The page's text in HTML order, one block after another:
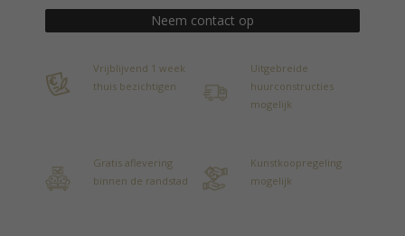
Neem contact op
Vrijblijvend 1 week
thuis bezichtigen
Uitgebreide
huurconstructies
mogelijk
Gratis aflevering
binnen de randstad
Kunstkoopregeling
mogelijk